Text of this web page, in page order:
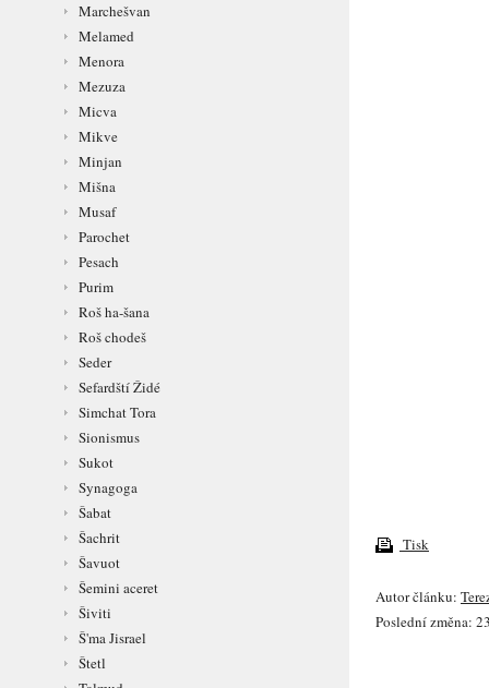
Marchešvan
Melamed
Menora
Mezuza
Micva
Mikve
Minjan
Mišna
Musaf
Parochet
Pesach
Purim
Roš ha-šana
Roš chodeš
Seder
Sefardští Židé
Simchat Tora
Sionismus
Sukot
Synagoga
Šabat
Šachrit
Šavuot
Šemini aceret
Šiviti
Š'ma Jisrael
Štetl
Tisk
Autor článku:
Poslední změna: